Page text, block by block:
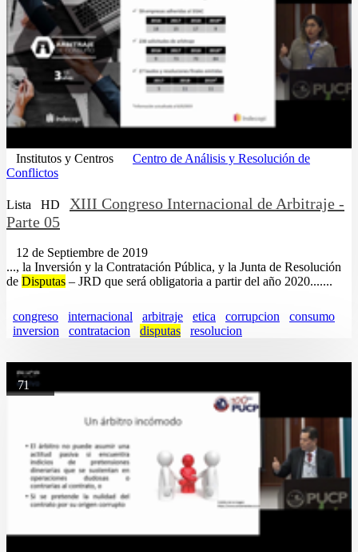
Institutos y Centros
Centro de Análisis y Resolución de
Conflictos
Lista HD
XIII Congreso Internacional de Arbitraje -
Parte 05
12 de Septiembre de 2019
..., la Inversión y la Contratación Pública, y la Junta de Resolución
de Disputas – JRD que será obligatoria a partir del año 2020.......
congreso internacional arbitraje etica corrupcion
consumo
inversion
contratacion disputas resolucion
71